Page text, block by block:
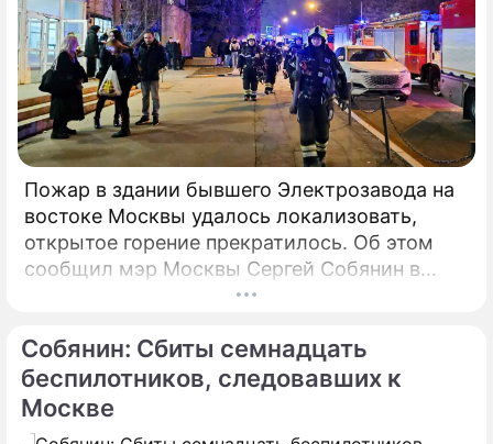
Пожар в здании бывшего Электрозавода на
востоке Москвы удалось локализовать,
открытое горение прекратилось. Об этом
сообщил мэр Москвы Сергей Собянин в
своем Telegram-канале. По его словам, в
предпринимаются все меры по ликвидации
пожара.
Собянин: Сбиты семнадцать
беспилотников, следовавших к
Москве